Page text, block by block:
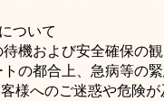
ついて
機および安全確保の
の都合上、急病等の
様へのご迷惑や危険